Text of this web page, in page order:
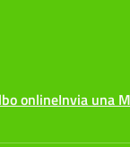
onlineInvia una